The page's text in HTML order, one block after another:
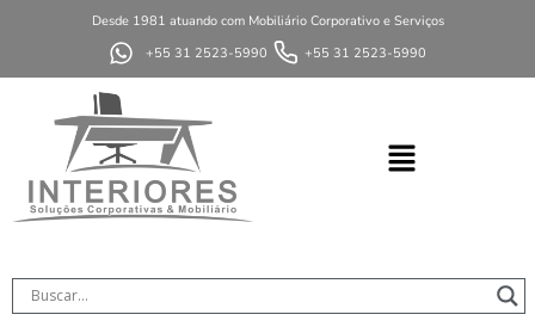
Desde 1981 atuando com Mobiliário Corporativo e Serviços
+55 31 2523-5990
+55 31 2523-5990